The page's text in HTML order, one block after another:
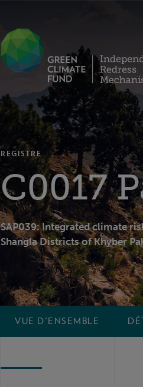
REGISTRE
C0017
SAP039: Integrated climate
Shangla Districts of Khyber
VUE D'ENSEMBLE